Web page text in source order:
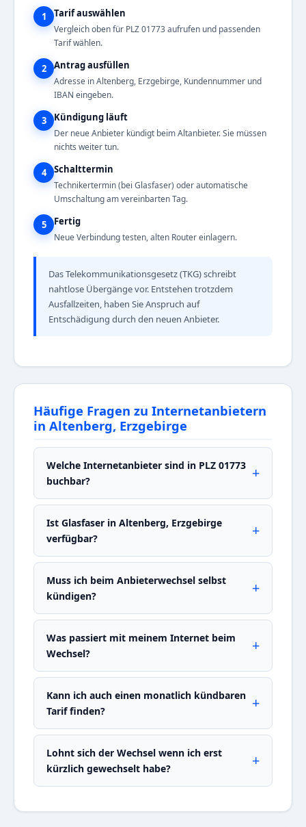
1 Tarif auswählen
Vergleich oben für PLZ 01773 aufrufen und passenden
Tarif wählen.
2 Antrag ausfüllen
Adresse in Altenberg, Erzgebirge, Kundennummer und
IBAN eingeben.
3 Kündigung läuft
Der neue Anbieter kündigt beim Altanbieter. Sie müssen
nichts weiter tun.
4 Schalttermin
Technikertermin (bei Glasfaser) oder automatische
Umschaltung am vereinbarten Tag.
5 Fertig
Neue Verbindung testen, alten Router einlagern.
Das Telekommunikationsgesetz (TKG) schreibt
nahtlose Übergänge vor. Entstehen trotzdem
Ausfallzeiten, haben Sie Anspruch auf
Entschädigung durch den neuen Anbieter.
Häufige Fragen zu Internetanbietern
in Altenberg, Erzgebirge
Welche Internetanbieter sind in PLZ 01773
buchbar?
Ist Glasfaser in Altenberg, Erzgebirge
verfügbar?
Muss ich beim Anbieterwechsel selbst
kündigen?
Was passiert mit meinem Internet beim
Wechsel?
Kann ich auch einen monatlich kündbaren
Tarif finden?
Lohnt sich der Wechsel wenn ich erst
kürzlich gewechselt habe?